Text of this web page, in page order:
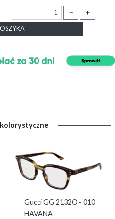
－ ＋
Gucci GG 2132O - 010
HAVANA